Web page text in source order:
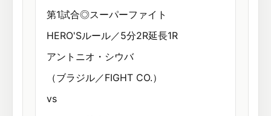
第1試合◎スーパーファイト
HERO'Sルール／5分2R延長1R
アントニオ・シウバ
（ブラジル／FIGHT CO.）
vs